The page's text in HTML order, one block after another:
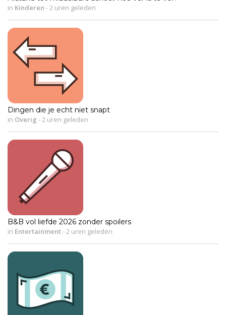
in Kinderen -2 uren geleden
Dingen die je echt niet snapt
in Overig -2 uren geleden
B&B vol liefde 2026 zonder spoilers
in Entertainment-2 uren geleden